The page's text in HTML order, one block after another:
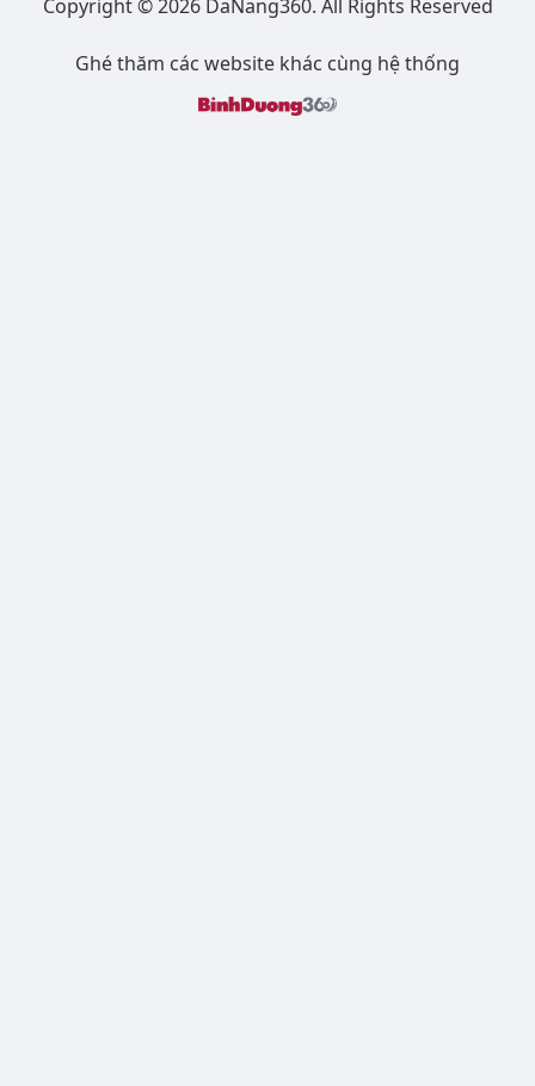
Copyright © 2026 DaNang360. All Rights Reserved
Ghé thăm các website khác cùng hệ thống